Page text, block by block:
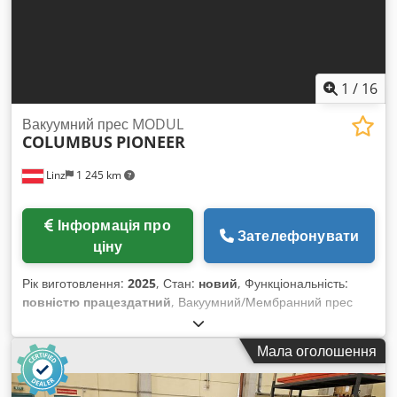
домовленістю.
1 / 16
Linz 1 245 km
Вакуумний прес MODUL
COLUMBUS PIONEER
ціну
Зателефонувати
Рік виготовлення: 2025, Стан: новий, Функціональність:
повністю працездатний, Вакуумний/Мембранний прес
«Columbus Pioneer» – доступний для негайної доставки!
(Модульна система з різними версіями та робочими
поверхнями) – зараз включає цифровий Master Manual та
підтримку ШІ на планшеті для безпечного старту і
Мала оголошення